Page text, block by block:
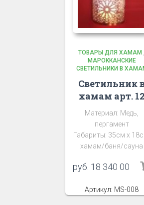
ТОВАРЫ ДЛЯ ХАМАМ ,
МАРОККАНСКИЕ
СВЕТИЛЬНИКИ В
Светильник
хамам арт. 12
Материал: Медь,
пергамент
Габариты: 35см х
хамам/баня/сауна
руб. 18 340 00
Артикул: MS-008